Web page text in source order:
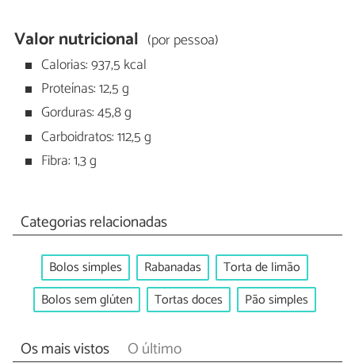
Valor nutricional (por pessoa)
Calorias: 937,5 kcal
Proteínas: 12,5 g
Gorduras: 45,8 g
Carboidratos: 112,5 g
Fibra: 1,3 g
Categorias relacionadas
Bolos simples Rabanadas
Torta de limão
Bolos sem glúten
Tortas doces Pão simples
Os mais vistos O último